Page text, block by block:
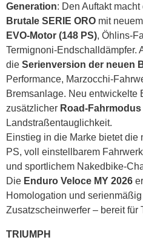
Generation: Den Auftakt
Brutale SERIE ORO mit neuem
EVO-Motor (148 PS), Öhlins-
Termignoni-Endschalldämpfer.
die Serienversion der neuen
Performance, Marzocchi-
Bremsanlage. Neu entwickelte
zusätzlicher Road-Fahrmodus
Landstraßentauglichkeit.
Einstieg in die Marke bietet die
PS, voll einstellbarem
und sportlichem Nakedbike-
Die Enduro Veloce MY 2026
Homologation und
Zusatzscheinwerfer – bereit für
TRIUMPH